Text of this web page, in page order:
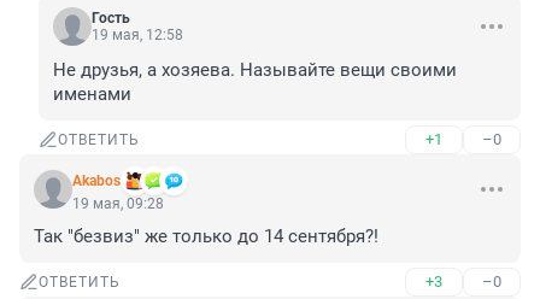
Гость
19 мая, 12:58
Не друзья, а хозяева. Называйте вещи своими
именами
ОТВЕТИТЬ +1 –0
Akabos
19 мая, 09:28
Так "безвиз" же только до 14 сентября?!
ОТВЕТИТЬ +3 –0